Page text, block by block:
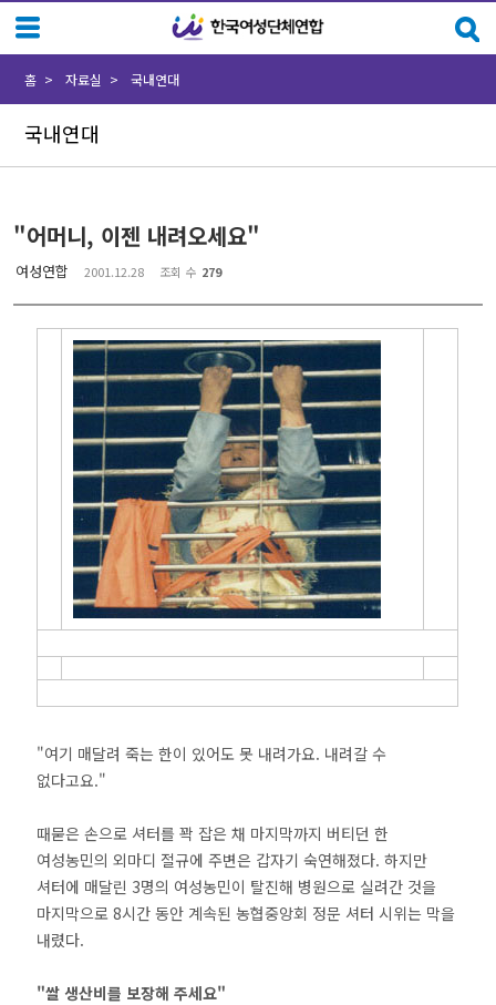
국내연대
홈 자료실 국내연대
"어머니, 이젠 내려오세요"
여성연합 2001.12.28 조회 수 279
"여기 매달려 죽는 한이 있어도 못 내려가요. 내려갈 수
없다고요."
때묻은 손으로 셔터를 꽉 잡은 채 마지막까지 버티던 한
여성농민의 외마디 절규에 주변은 갑자기 숙연해졌다. 하지만
셔터에 매달린 3명의 여성농민이 탈진해 병원으로 실려간 것을
마지막으로 8시간 동안 계속된 농협중앙회 정문 셔터 시위는 막을
내렸다.
"쌀 생산비를 보장해 주세요"